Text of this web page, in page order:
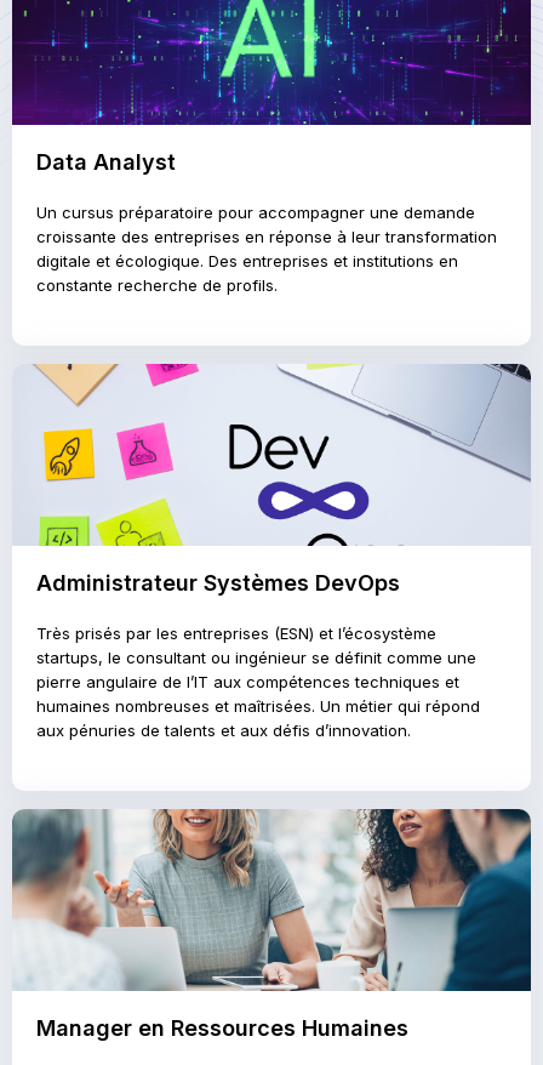
Data Analyst
Un cursus préparatoire pour accompagner une demande
croissante des entreprises en réponse à leur transformation
digitale et écologique. Des entreprises et institutions en
constante recherche de profils.
Administrateur Systèmes DevOps
Très prisés par les entreprises (ESN) et l’écosystème
startups, le consultant ou ingénieur se définit comme une
pierre angulaire de l’IT aux compétences techniques et
humaines nombreuses et maîtrisées. Un métier qui répond
aux pénuries de talents et aux défis d’innovation.
Manager en Ressources Humaines